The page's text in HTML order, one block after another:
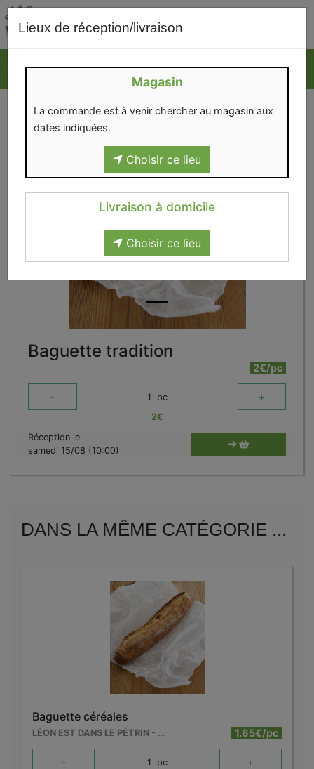
Lieux de réception/livraison
Magasin
La commande est à venir chercher au magasin aux
dates indiquées.
Choisir ce lieu
Livraison à domicile
Choisir ce lieu
Baguette tradition
2€/pc
- 1 pc +
2€
Réception le
samedi 15/08 (10:00)
DANS LA MÊME CATÉGORIE ...
Baguette céréales
LÉON EST DANS LE PÉTRIN - MOUSCRON 1.65€/pc
- 1 pc +